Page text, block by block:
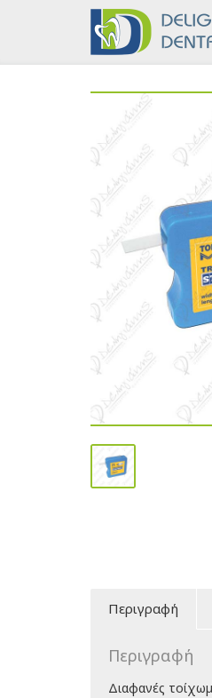
Περιγραφή
Περιγραφή
Διαφανές